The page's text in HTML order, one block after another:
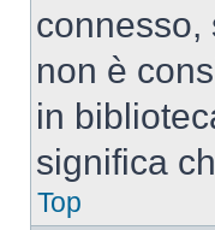
connesso,
non è
in
significa
Top